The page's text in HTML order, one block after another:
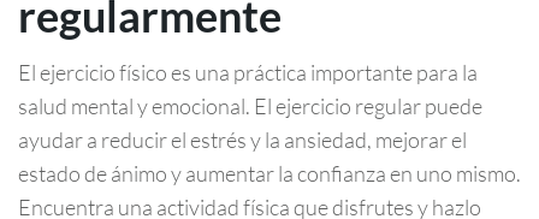
regularmente
El ejercicio físico es una práctica importante para la
salud mental y emocional. El ejercicio regular puede
ayudar a reducir el estrés y la ansiedad, mejorar el
estado de ánimo y aumentar la confianza en uno mismo.
Encuentra una actividad física que disfrutes y hazlo